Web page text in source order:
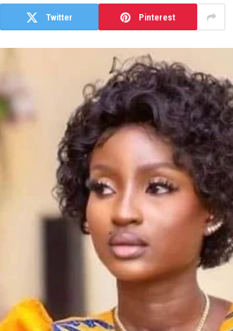
Twitter Pinterest